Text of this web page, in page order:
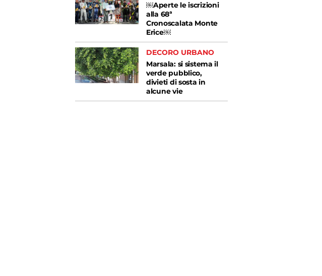
￼Aperte le iscrizioni
alla 68ª
Cronoscalata Monte
Erice￼
DECORO URBANO
Marsala: si sistema il
verde pubblico,
divieti di sosta in
alcune vie